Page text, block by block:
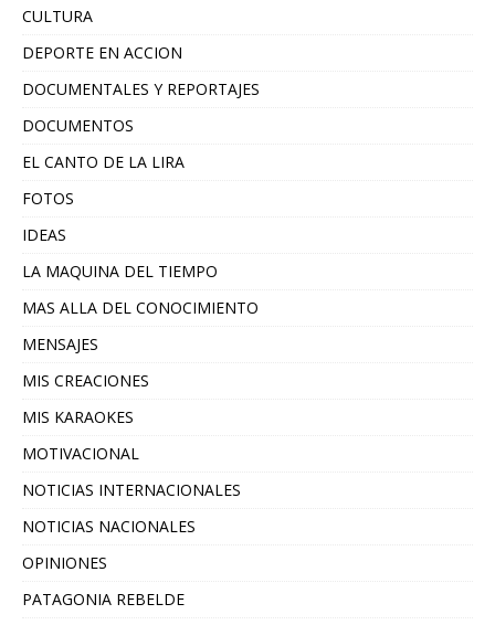
CULTURA
DEPORTE EN ACCION
DOCUMENTALES Y REPORTAJES
DOCUMENTOS
EL CANTO DE LA LIRA
FOTOS
IDEAS
LA MAQUINA DEL TIEMPO
MAS ALLA DEL CONOCIMIENTO
MENSAJES
MIS CREACIONES
MIS KARAOKES
MOTIVACIONAL
NOTICIAS INTERNACIONALES
NOTICIAS NACIONALES
OPINIONES
PATAGONIA REBELDE